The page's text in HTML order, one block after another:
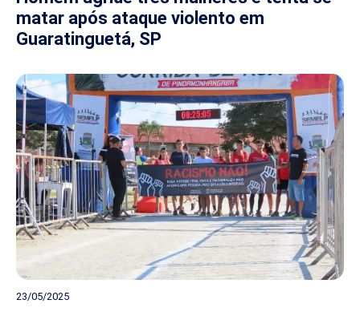
matar após ataque violento em
Guaratinguetá, SP
23/05/2025